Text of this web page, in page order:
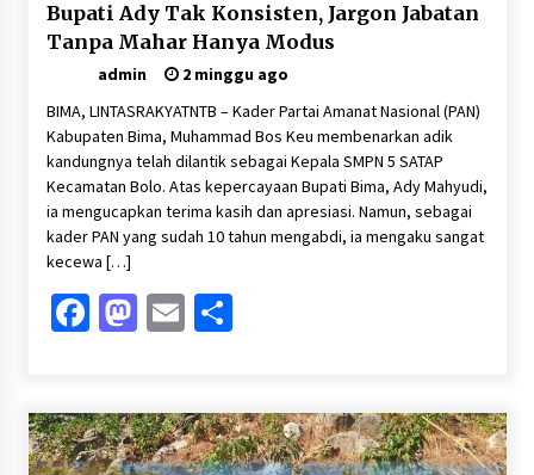
Bupati Ady Tak Konsisten, Jargon Jabatan
Tanpa Mahar Hanya Modus
admin
2 minggu ago
BIMA, LINTASRAKYATNTB – Kader Partai Amanat Nasional (PAN)
Kabupaten Bima, Muhammad Bos Keu membenarkan adik
kandungnya telah dilantik sebagai Kepala SMPN 5 SATAP
Kecamatan Bolo. Atas kepercayaan Bupati Bima, Ady Mahyudi,
ia mengucapkan terima kasih dan apresiasi. Namun, sebagai
kader PAN yang sudah 10 tahun mengabdi, ia mengaku sangat
kecewa […]
Facebook
Mastodon
EmailShare